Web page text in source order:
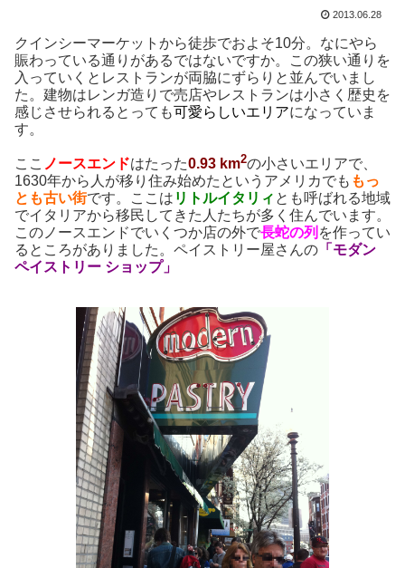
2013.06.28
クインシーマーケットから徒歩でおよそ10分。なにやら
賑わっている通りがあるではないですか。この狭い通りを
入っていくとレストランが両脇にずらりと並んでいまし
た。建物はレンガ造りで売店やレストランは小さく歴史を
感じさせられるとっても可愛らしいエリアになっていま
す。
ここ ノースエンドはたった0.93 km2の小さいエリアで、
1630年から人が移り住み始めたというアメリカでも もっ
とも古い街です。ここは リトルイタリィ とも呼ばれる地域
でイタリアから移民してきた人たちが多く住んでいます。
このノースエンドでいくつか店の外で長蛇の列 を作ってい
るところがありました。ペイストリー屋さんの 「モダン
ペイストリー ショップ」